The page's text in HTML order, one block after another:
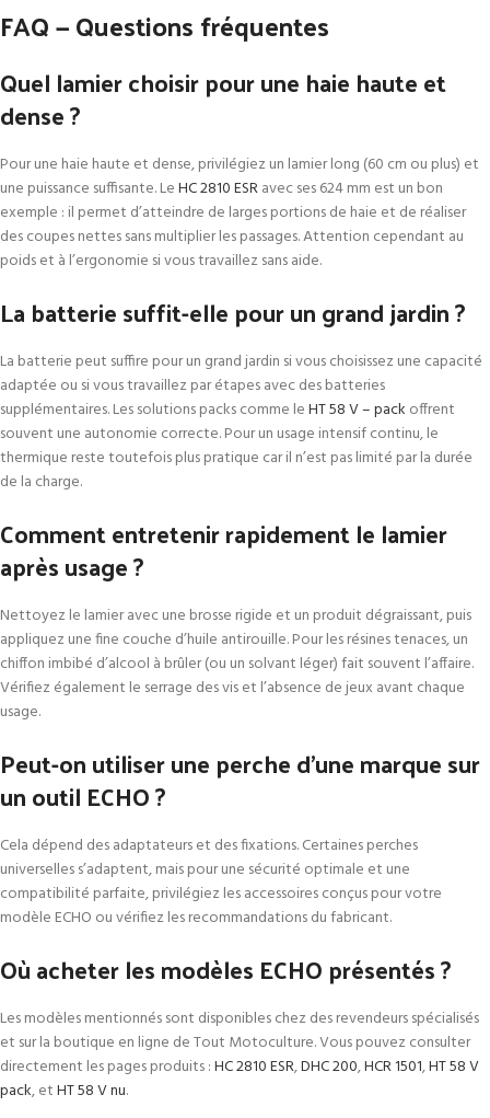
FAQ — Questions fréquentes
Quel lamier choisir pour une haie haute et
dense ?
Pour une haie haute et dense, privilégiez un lamier long (60 cm ou plus) et
une puissance suffisante. LeHC 2810 ESRavec ses 624 mm est un bon
exemple : il permet d’atteindre de larges portions de haie et de réaliser
des coupes nettes sans multiplier les passages. Attention cependant au
poids et à l’ergonomie si vous travaillez sans aide.
La batterie suffit-elle pour un grand jardin ?
La batterie peut suffire pour un grand jardin si vous choisissez une capacité
adaptée ou si vous travaillez par étapes avec des batteries
supplémentaires. Les solutions packs comme leHT 58 V – pack offrent
souvent une autonomie correcte. Pour un usage intensif continu, le
thermique reste toutefois plus pratique car il n’est pas limité par la durée
de la charge.
Comment entretenir rapidement le lamier
après usage ?
Nettoyez le lamier avec une brosse rigide et un produit dégraissant, puis
appliquez une fine couche d’huile antirouille. Pour les résines tenaces, un
chiffon imbibé d’alcool à brûler (ou un solvant léger) fait souvent l’affaire.
Vérifiez également le serrage des vis et l’absence de jeux avant chaque
usage.
Peut-on utiliser une perche d’une marque sur
un outil ECHO ?
Cela dépend des adaptateurs et des fixations. Certaines perches
universelles s’adaptent, mais pour une sécurité optimale et une
compatibilité parfaite, privilégiez les accessoires conçus pour votre
modèle ECHO ou vérifiez les recommandations du fabricant.
Où acheter les modèles ECHO présentés ?
Les modèles mentionnés sont disponibles chez des revendeurs spécialisés
et sur la boutique en ligne de Tout Motoculture. Vous pouvez consulter
directement les pages produits :HC 2810 ESR,DHC 200,HCR 1501,HT 58 V
pack, etHT 58 V nu.